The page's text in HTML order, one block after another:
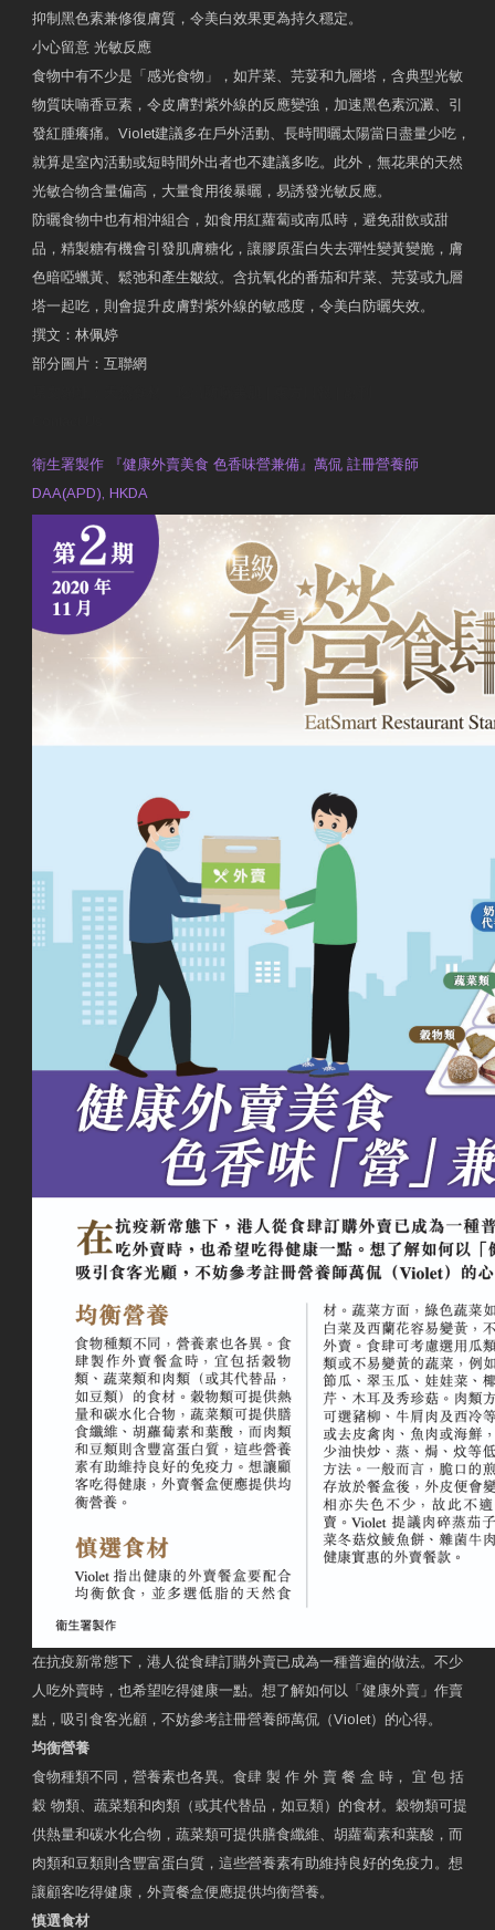
抑制黑色素兼修復膚質，令美白效果更為持久穩定。
小心留意 光敏反應
食物中有不少是「感光食物」，如芹菜、芫荽和九層塔，含典型光敏
物質呋喃香豆素，令皮膚對紫外線的反應變強，加速黑色素沉澱、引
發紅腫癢痛。Violet建議多在戶外活動、長時間曬太陽當日盡量少吃，
就算是室內活動或短時間外出者也不建議多吃。此外，無花果的天然
光敏合物含量偏高，大量食用後暴曬，易誘發光敏反應。
防曬食物中也有相沖組合，如食用紅蘿蔔或南瓜時，避免甜飲或甜
品，精製糖有機會引發肌膚糖化，讓膠原蛋白失去彈性變黃變脆，膚
色暗啞蠟黃、鬆弛和產生皺紋。含抗氧化的番茄和芹菜、芫荽或九層
塔一起吃，則會提升皮膚對紫外線的敏感度，令美白防曬失效。
撰文：林佩婷
部分圖片：互聯網
衛生署製作 『健康外賣美食 色香味營兼備』萬侃 註冊營養師
DAA(APD), HKDA
在抗疫新常態下，港人從食肆訂購外賣已成為一種普遍的做法。不少
人吃外賣時，也希望吃得健康一點。想了解如何以「健康外賣」作賣
點，吸引食客光顧，不妨參考註冊營養師萬侃（Violet）的心得。
均衡營養
食物種類不同，營養素也各異。食肆 製 作 外 賣 餐 盒 時， 宜 包 括
穀 物類、蔬菜類和肉類（或其代替品，如豆類）的食材。穀物類可提
供熱量和碳水化合物，蔬菜類可提供膳食纖維、胡蘿蔔素和葉酸，而
肉類和豆類則含豐富蛋白質，這些營養素有助維持良好的免疫力。想
讓顧客吃得健康，外賣餐盒便應提供均衡營養。
慎選食材